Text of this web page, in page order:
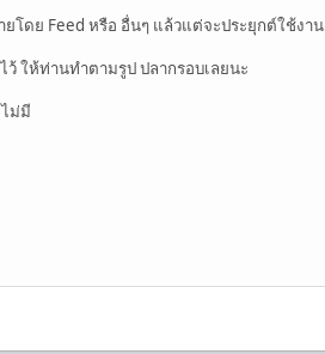
โดย Feed หรือ อื่นๆ แล้วแต่จะประยุกต์ใช้งาน
ให้ท่านทำตามรูป ปลากรอบเลยนะ
ม่มี